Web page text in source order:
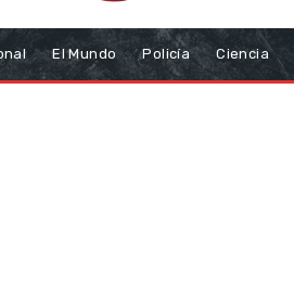
El Mundo Policía Ciencia